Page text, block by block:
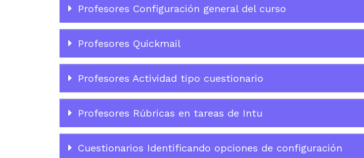
Profesores Configuración general del curso
Profesores Quickmail
Profesores Actividad tipo cuestionario
Profesores Rúbricas en tareas de Intu
Cuestionarios Identificando opciones de configuración